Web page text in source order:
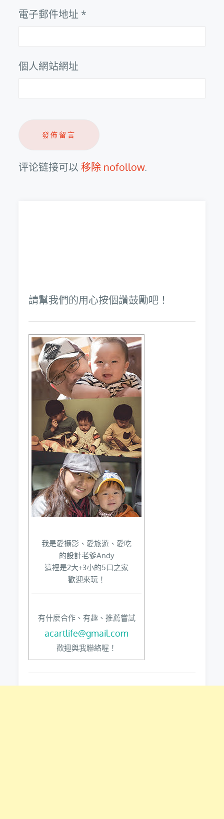
電子郵件地址 *
個人網站網址
评论链接可以移除 nofollow.
請幫我們的用心按個讚鼓勵吧！
我是愛攝影、愛旅遊、愛吃
的設計老爹Andy
這裡是2大+3小的5口之家
歡迎來玩！
有什麼合作、有趣、推薦嘗試
acartlife@gmail.com
歡迎與我聯絡喔！